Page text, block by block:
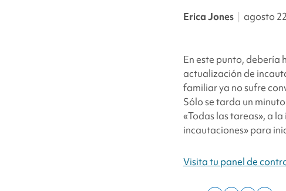
Erica Jones agosto
En este punto,
actualización de
familiar ya no sufre
Sólo se tarda un
«Todas las tareas», a
incautaciones» para
Visita tu panel de